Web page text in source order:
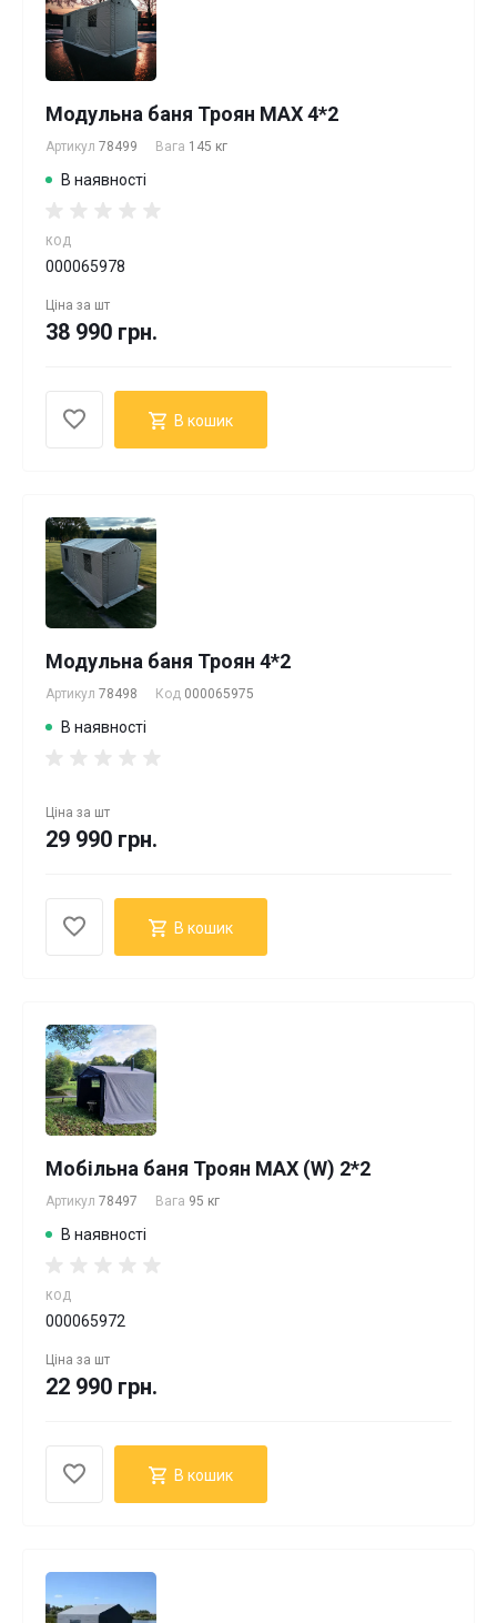
Модульна баня Троян MAX 4*2
Артикул 78499 Вага 145 кг
В наявності
КОД
000065978
Ціна за шт
38 990 грн.
В кошик
Модульна баня Троян 4*2
Артикул 78498 Код 000065975
В наявності
Ціна за шт
29 990 грн.
В кошик
Мобільна баня Троян MAX (W) 2*2
Артикул 78497 Вага 95 кг
В наявності
КОД
000065972
Ціна за шт
22 990 грн.
В кошик